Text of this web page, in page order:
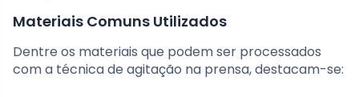
Materiais Comuns Utilizados
Dentre os materiais que podem ser processados
com a técnica de agitação na prensa, destacam-se: